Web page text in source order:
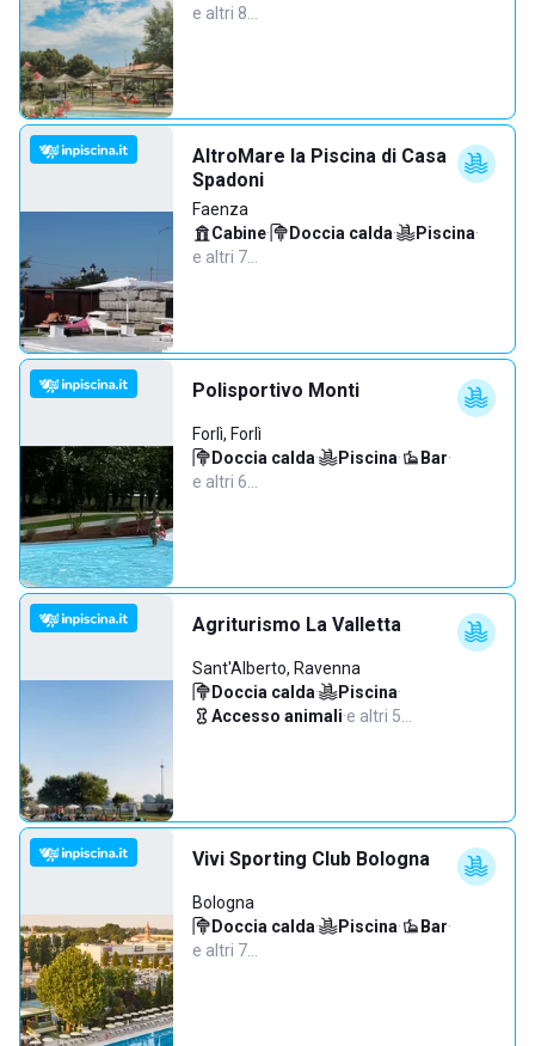
e altri 8…
AltroMare la Piscina di Casa
Spadoni
Faenza
Cabine· Doccia calda· Piscina·
e altri 7…
Polisportivo Monti
Forlì, Forlì
Doccia calda· Piscina· Bar·
e altri 6…
Agriturismo La Valletta
Sant'Alberto, Ravenna
Doccia calda· Piscina·
Accesso animali·e altri 5…
Vivi Sporting Club Bologna
Bologna
Doccia calda· Piscina· Bar·
e altri 7…